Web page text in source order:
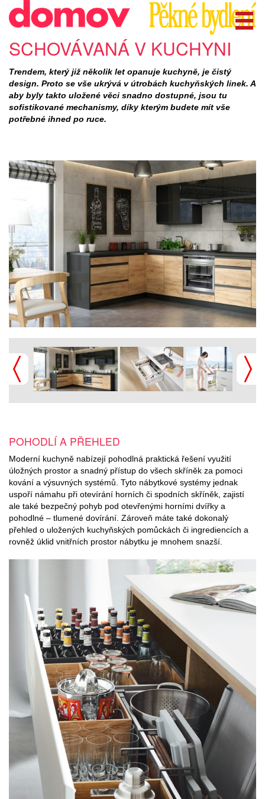
SCHOVÁVANÁ V KUCHYNI
Trendem, který již několik let opanuje kuchyně, je čistý
design. Proto se vše ukrývá v útrobách kuchyňských linek. A
aby byly takto uložené věci snadno dostupné, jsou tu
sofistikované mechanismy, díky kterým budete mít vše
potřebné ihned po ruce.
POHODLÍ A PŘEHLED
Moderní kuchyně nabízejí pohodlná praktická řešení využití
úložných prostor a snadný přístup do všech skříněk za pomoci
kování a výsuvných systémů. Tyto nábytkové systémy jednak
uspoří námahu při otevírání horních či spodních skříněk, zajistí
ale také bezpečný pohyb pod otevřenými horními dvířky a
pohodlné – tlumené dovírání. Zároveň máte také dokonalý
přehled o uložených kuchyňských pomůckách či ingrediencích a
rovněž úklid vnitřních prostor nábytku je mnohem snazší.